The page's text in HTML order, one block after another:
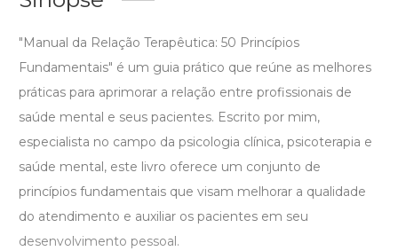
"Manual da Relação Terapêutica: 50 Princípios
Fundamentais" é um guia prático que reúne as melhores
práticas para aprimorar a relação entre profissionais de
saúde mental e seus pacientes. Escrito por mim,
especialista no campo da psicologia clínica, psicoterapia e
saúde mental, este livro oferece um conjunto de
princípios fundamentais que visam melhorar a qualidade
do atendimento e auxiliar os pacientes em seu
desenvolvimento pessoal.